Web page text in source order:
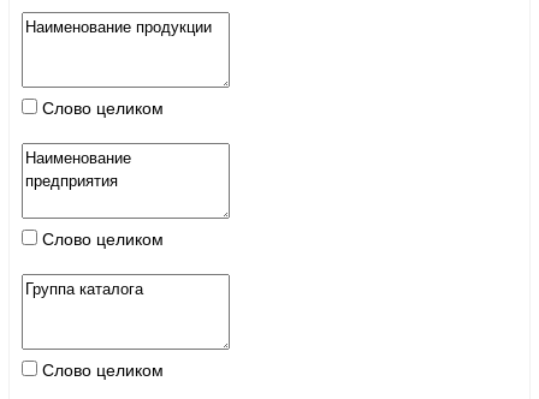
Слово целиком
Слово целиком
Слово целиком